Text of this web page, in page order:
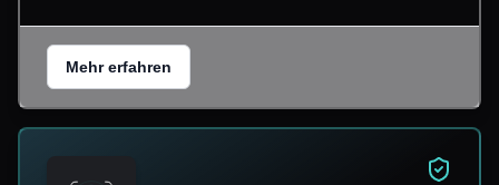
Mehr erfahren